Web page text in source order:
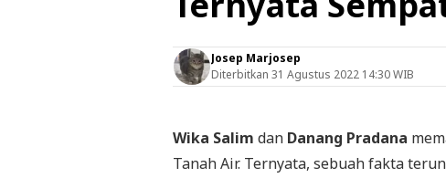
Josep Marjosep
Diterbitkan 31 Agustus 2022 14:30 WIB
Wika Salim dan Danang Pradana
Tanah Air. Ternyata, sebuah fakta